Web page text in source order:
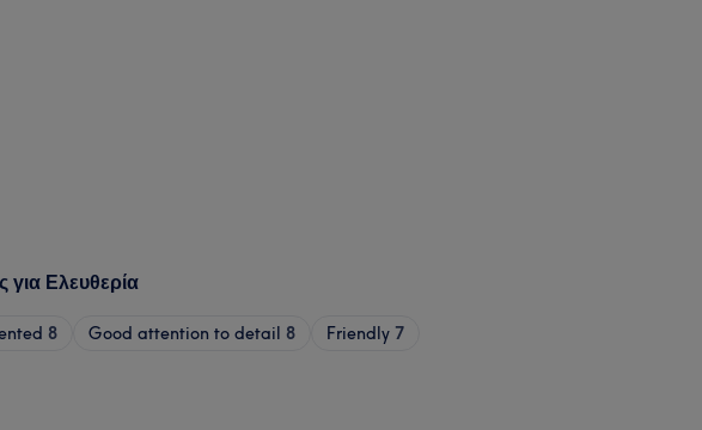
για Ελευθερία
8 Good attention to detail 8 Friendly 7